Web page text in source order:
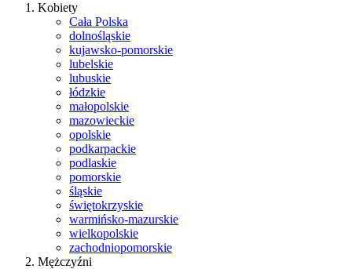
Kobiety
Cała Polska
dolnośląskie
kujawsko-pomorskie
lubelskie
lubuskie
łódzkie
małopolskie
mazowieckie
opolskie
podkarpackie
podlaskie
pomorskie
śląskie
świętokrzyskie
warmińsko-mazurskie
wielkopolskie
zachodniopomorskie
Mężczyźni